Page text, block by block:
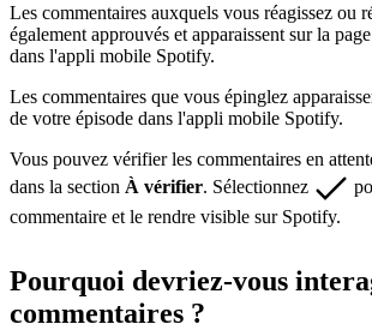
Les commentaires auxquels vous réagissez ou
également approuvés et apparaissent sur la
dans l'appli mobile Spotify.
Les commentaires que vous épinglez
de votre épisode dans l'appli mobile Spotify.
Vous pouvez vérifier les commentaires en
dans la section À vérifier . Sélectionnez
commentaire et le rendre visible sur Spotify.
Pourquoi devriez-vous
commentaires ?